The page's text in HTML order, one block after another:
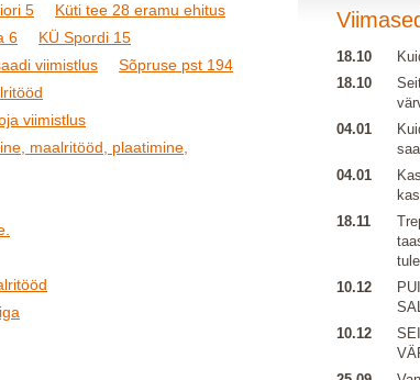
5
Küti tee 28 eramu ehitus
6
KÜ Spordi 15
viimistlus
Sõpruse pst 194
viimistlus
maalritööd, plaatimine,
18.10
18.10
04.01
04.01
18.11
10.12
10.12